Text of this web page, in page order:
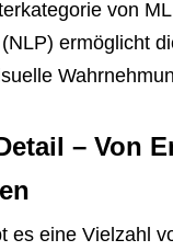
von
(NLP) ermöglicht
– Von
es eine Vielzahl